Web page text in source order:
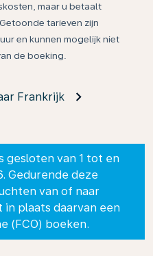
maar u betaalt
tarieven zijn
en kunnen mogelijk niet
de boeking.
Frankrijk
gesloten van 1 tot en
Gedurende deze
van of naar
in plaats daarvan een
(FCO) boeken.